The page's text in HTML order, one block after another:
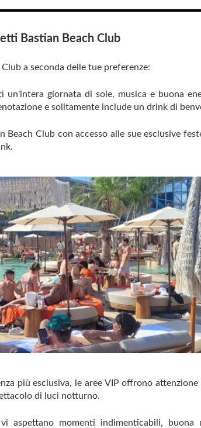
Bastian Beach Club
a seconda delle tue preferenze:
un'intera giornata di sole, musica e buona
e solitamente include un drink di
Beach Club con accesso alle sue esclusive
più esclusiva, le aree VIP offrono attenzione
di luci notturno.
aspettano momenti indimenticabili, buona